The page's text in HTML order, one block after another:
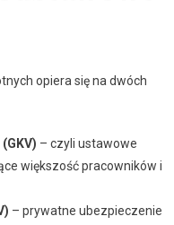
opiera się na dwóch
– czyli ustawowe
większość pracowników i
– prywatne ubezpieczenie